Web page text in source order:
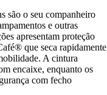
são o seu companheiro
e outras
apresentam proteção
que seca rapidamente
A cintura
encaixe, enquanto os
com fecho